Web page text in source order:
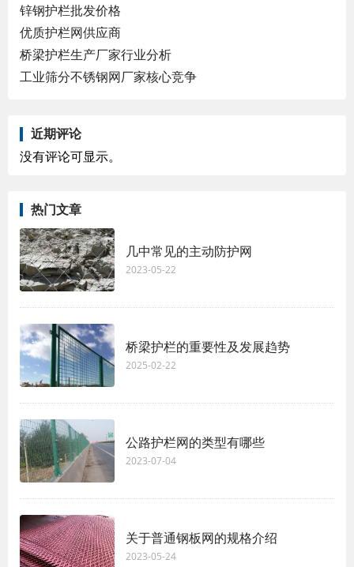
锌钢护栏批发价格
优质护栏网供应商
桥梁护栏生产厂家行业分析
工业筛分不锈钢网厂家核心竞争
近期评论
没有评论可显示。
热门文章
几中常见的主动防护网
2023-05-22
桥梁护栏的重要性及发展趋势
2025-02-22
公路护栏网的类型有哪些
2023-07-04
关于普通钢板网的规格介绍
2023-05-24